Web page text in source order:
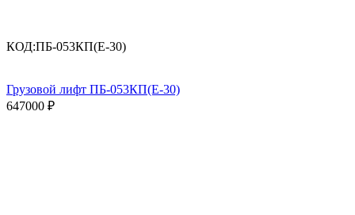
КОД:ПБ-053КП(Е-30)
Грузовой лифт ПБ-053КП(Е-30)
647000 ₽